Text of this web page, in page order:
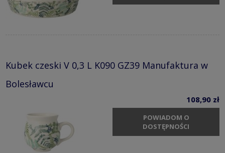
Kubek czeski V 0,3 L K090 GZ39 Manufaktura w
Bolesławcu
108,90 zł
POWIADOM O
DOSTĘPNOŚCI